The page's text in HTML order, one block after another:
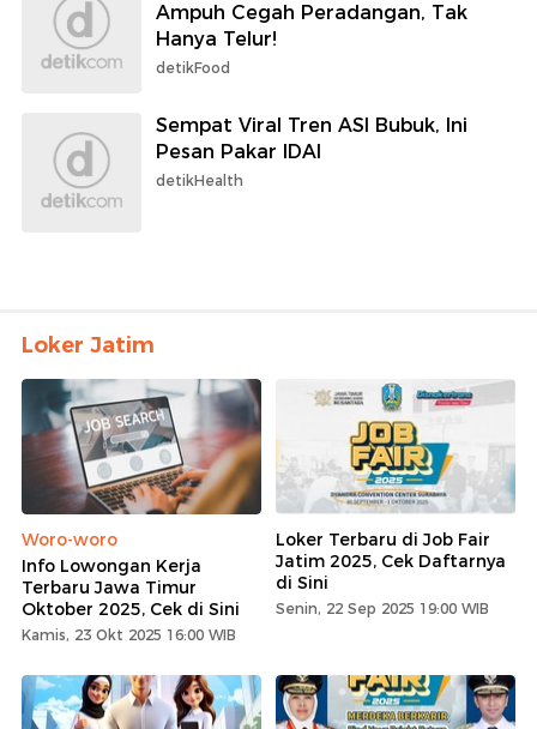
Ampuh Cegah Peradangan, Tak
Hanya Telur!
detikFood
Sempat Viral Tren ASI Bubuk, Ini
Pesan Pakar IDAI
detikHealth
Loker Jatim
Woro-woro
Info Lowongan Kerja
Terbaru Jawa Timur
Oktober 2025, Cek di Sini
Kamis, 23 Okt 2025 16:00 WIB
Loker Terbaru di Job Fair
Jatim 2025, Cek Daftarnya
di Sini
Senin, 22 Sep 2025 19:00 WIB